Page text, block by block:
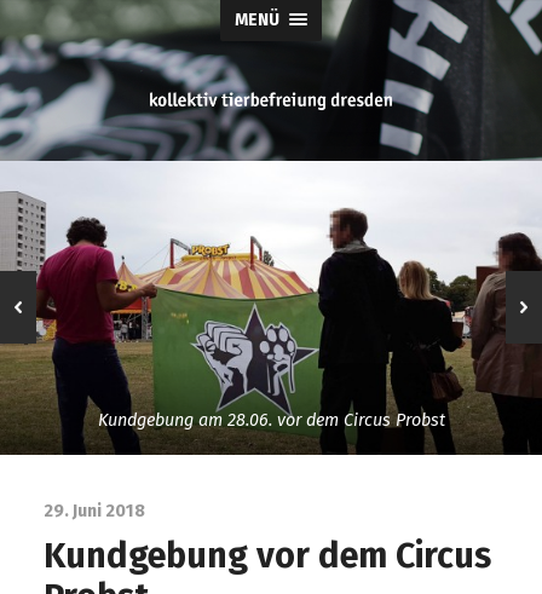
MENÜ
tierbefreiung
dresden
Kundgebung am 28.06. vor dem Circus Probst
29. Juni 2018
Kundgebung vor dem Circus